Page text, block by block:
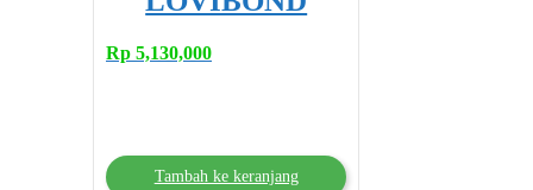
Rp 5,130,000
Tambah ke keranjang